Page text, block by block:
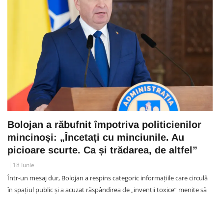
Bolojan a răbufnit împotriva politicienilor
mincinoși: „Încetați cu minciunile. Au
picioare scurte. Ca și trădarea, de altfel”
18 Iunie
Într-un mesaj dur, Bolojan a respins categoric informațiile care circulă
în spațiul public și a acuzat răspândirea de „invenții toxice” menite să